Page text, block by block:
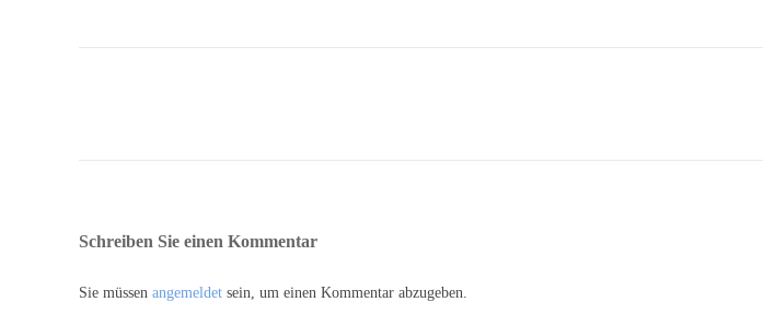
Schreiben Sie einen Kommentar
Sie müssen angemeldet sein, um einen Kommentar abzugeben.